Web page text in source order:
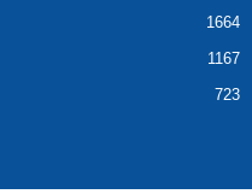
1664
1167
723